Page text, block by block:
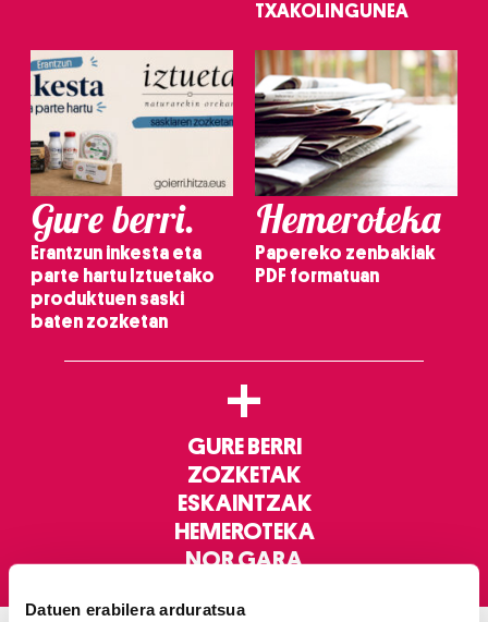
Datuen erabilera arduratsua
TXAKOLINGUNEA
Gure berri.
Erantzun inkesta eta
parte hartu Iztuetako
produktuen saski
baten zozketan
Hemeroteka
Papereko zenbakiak
PDF formatuan
+
GURE BERRI
ZOZKETAK
ESKAINTZAK
HEMEROTEKA
NOR GARA